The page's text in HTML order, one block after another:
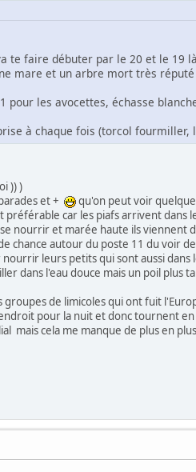
faire débuter par le 20 et le 19
mare et un arbre mort très
les avocettes, échasse
à chaque fois (torcol fourmiller,
)) )
et +
qu'on peut voir
car les piafs arrivent dans
nourrir et marée haute ils viennent
chance autour du poste 11 du voir
leurs petits qui sont aussi dans
dans l'eau douce mais un poil plus
de limicoles qui ont fuit
pour la nuit et donc tournent
mais cela me manque de plus en